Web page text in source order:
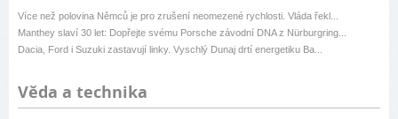
Více než polovina Němců je pro zrušení neomezené rychlosti. Vláda řekl...
Manthey slaví 30 let: Dopřejte svému Porsche závodní DNA z Nürburgring...
Dacia, Ford i Suzuki zastavují linky. Vyschlý Dunaj drtí energetiku Ba...
Věda a technika